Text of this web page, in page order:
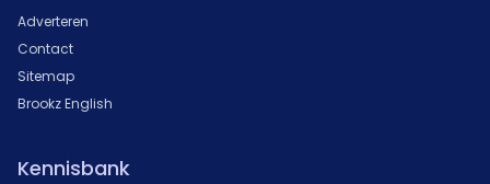
Adverteren
Contact
Sitemap
Brookz English
Kennisbank